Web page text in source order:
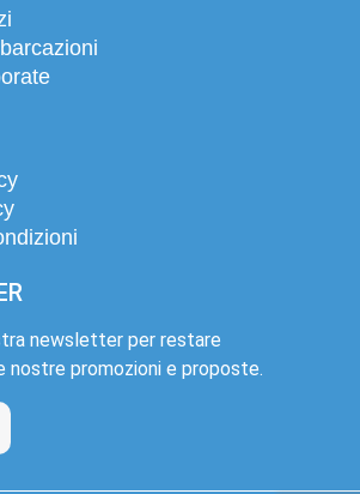
newsletter per restare
nostre promozioni e proposte.